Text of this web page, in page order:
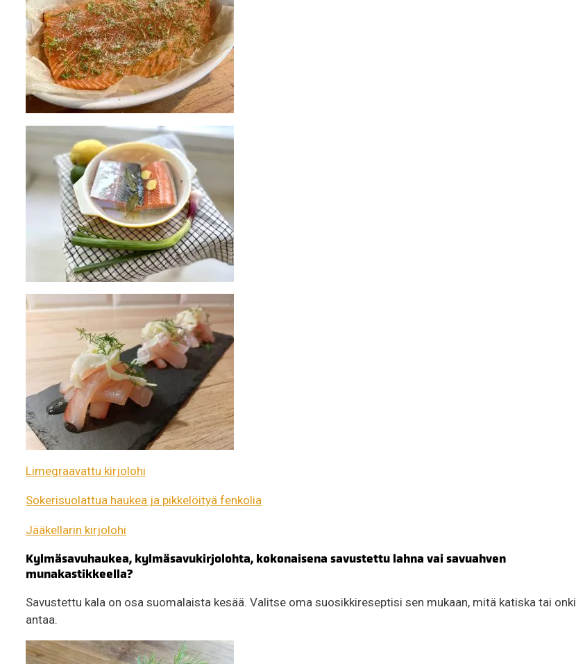
Limegraavattu kirjolohi
Sokerisuolattua haukea ja pikkelöityä fenkolia
Jääkellarin kirjolohi
Kylmäsavuhaukea, kylmäsavukirjolohta, kokonaisena savustettu lahna vai savuahven
munakastikkeella?
Savustettu kala on osa suomalaista kesää. Valitse oma suosikkireseptisi sen mukaan, mitä katiska tai onki
antaa.